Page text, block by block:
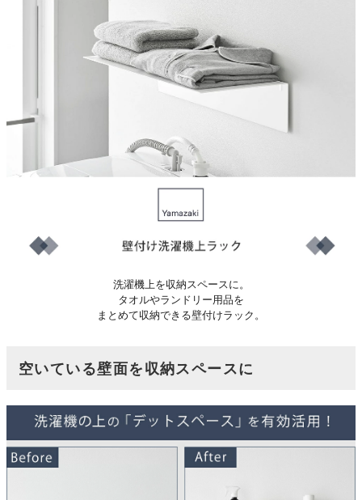
洗濯機上を収納スペースに。
タオルやランドリー用品を
まとめて収納できる壁付けラック。
空いている壁面を収納スペースに